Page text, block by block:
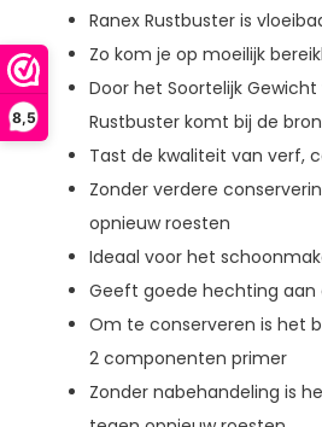
8,5
Ranex Rustbuster is
Zo kom je op moeilijk
Door het Soortelijk
Rustbuster komt bij de
Tast de kwaliteit van verf,
Zonder verdere
opnieuw roesten
Ideaal voor het
Geeft goede hechting aan
Om te conserveren is het
2 componenten primer
Zonder nabehandeling is